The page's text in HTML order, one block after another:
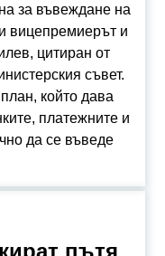
за въвеждане на
вицепремиерът и
цитиран от
съвет.
който дава
платежните и
да се въведе
пътя